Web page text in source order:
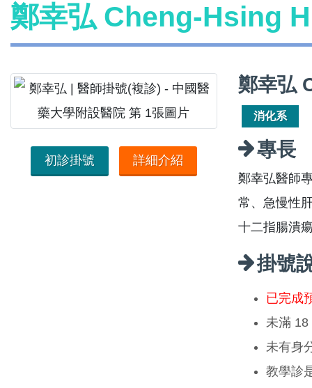
鄭幸弘 Cheng-Hsing
初診掛號 詳細介紹
鄭幸弘
消化系
專長
鄭幸弘醫師
常、急慢性
十二指腸潰
掛號
已完成
未滿 18
未有身
教學診